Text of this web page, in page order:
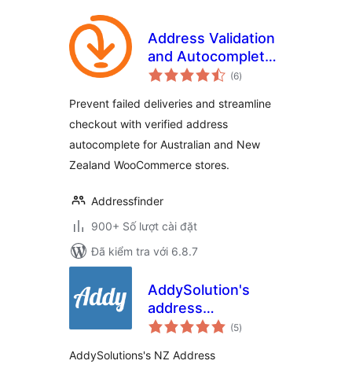
Address Validation
and Autocomplete
for WooCommerce
(6tổng
đánh
)
Prevent failed deliveries and streamline
checkout with verified address
autocomplete for Australian and New
Zealand WooCommerce stores.
Addressfinder
900+ Số lượt cài đặt
Đã kiểm tra với 6.8.7
AddySolution's
address
Autocomplete for
(5tổng
đánh
)
AddySolutions's NZ Address